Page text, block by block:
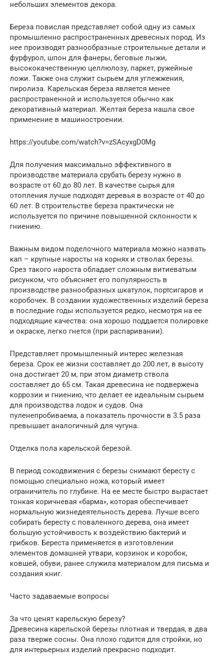
небольших элементов декора.
Береза повислая представляет собой одну из самых
промышленно распространенных древесных пород. Из
нее производят разнообразные строительные детали и
фурфурол, шпон для фанеры, беговые лыжи,
высококачественную целлюлозу, паркет, ружейные
ложи. Также она служит сырьем для углежжения,
пиролиза. Карельская береза является менее
распространенной и используется обычно как
декоративный материал. Желтая береза нашла свое
применение в машиностроении.
https://youtube.com/watch?v=zSAcyxgD0Mg
Для получения максимально эффективного в
производстве материала срубать березу нужно в
возрасте от 60 до 80 лет. В качестве сырья для
отопления лучше подходят деревья в возрасте от 40 до
60 лет. В строительстве береза практически не
используется по причине повышенной склонности к
гниению.
Важным видом поделочного материала можно назвать
кап – крупные наросты на корнях и стволах березы.
Срез такого нароста обладает сложным витиеватым
рисунком, что объясняет его популярность в
производстве разнообразных шкатулок, портсигаров и
коробочек. В создании художественных изделий береза
в последние годы используется редко, несмотря на ее
подходящие качества: она хорошо поддается полировке
и окраске, легко гнется (при распаривании).
Представляет промышленный интерес железная
береза. Срок ее жизни составляет до 200 лет, в высоту
она достигает 20 м, при этом диаметр ствола
составляет до 65 см. Такая древесина не подвержена
коррозии и гниению, что делает ее идеальным сырьем
для производства лодок и судов. Она
пуленепробиваема, а показатель прочности в 3.5 раза
превышает аналогичный для чугуна.
Отделка пола карельской березой.
В период сокодвижения с березы снимают бересту с
помощью специально ножа, который имеет
ограничитель по глубине. На ее месте быстро вырастает
тонкая коричневая «барма», которая обеспечивает
нормальную жизнедеятельность дерева. Лучше всего
собирать бересту с поваленного дерева, она имеет
большую устойчивость к воздействию бактерий и
грибков. Береста применяется в изготовлении
элементов домашней утвари, корзинок и коробок,
ковшей, обуви, ранее служила материалом для письма и
создания книг.
Часто задаваемые вопросы
За что ценят карельскую березу?
Древесина карельской березы плотная и твердая, в два
раза тверже сосны. Она плохо годится для стройки, но
для интерьерных изделий прекрасно подходит.